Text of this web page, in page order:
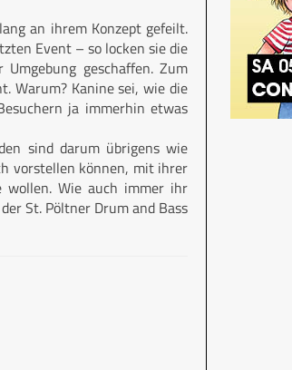
an ihrem Konzept gefeilt.
Event – so locken sie die
geschaffen. Zum
Warum? Kanine sei, wie die
ja immerhin etwas
sind darum übrigens wie
vorstellen können, mit ihrer
wollen. Wie auch immer ihr
St. Pöltner Drum and Bass